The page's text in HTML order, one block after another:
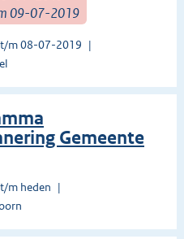
09-07-2019
m 08-07-2019
Gemeente
m heden